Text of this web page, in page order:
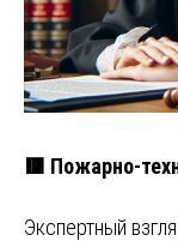
🟥 Пожарно-
Экспертный